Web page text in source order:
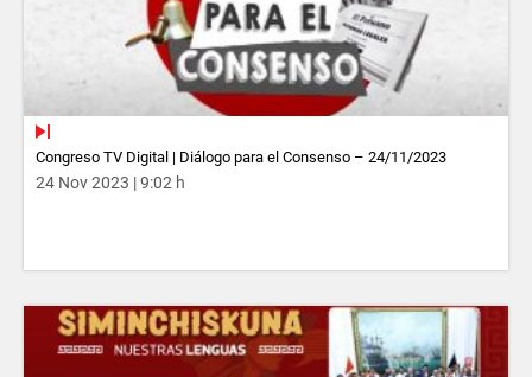
Congreso TV Digital | Diálogo para el Consenso – 24/11/2023
24 Nov 2023 | 9:02 h